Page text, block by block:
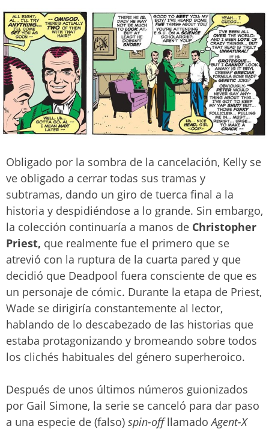
Obligado por la sombra de la cancelación, Kelly se
ve obligado a cerrar todas sus tramas y
subtramas, dando un giro de tuerca final a la
historia y despidiéndose a lo grande. Sin embargo,
la colección continuaría a manos de Christopher
Priest, que realmente fue el primero que se
atrevió con la ruptura de la cuarta pared y que
decidió que Deadpool fuera consciente de que es
un personaje de cómic. Durante la etapa de Priest,
Wade se dirigiría constantemente al lector,
hablando de lo descabezado de las historias que
estaba protagonizando y bromeando sobre todos
los clichés habituales del género superheroico.
Después de unos últimos números guionizados
por Gail Simone, la serie se canceló para dar paso
a una especie de (falso) spin-offllamadoAgent-X